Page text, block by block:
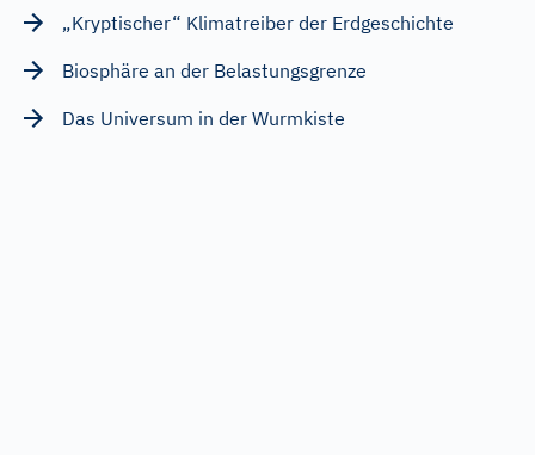
„Kryptischer“ Klimatreiber der Erdgeschichte
Biosphäre an der Belastungsgrenze
Das Universum in der Wurmkiste